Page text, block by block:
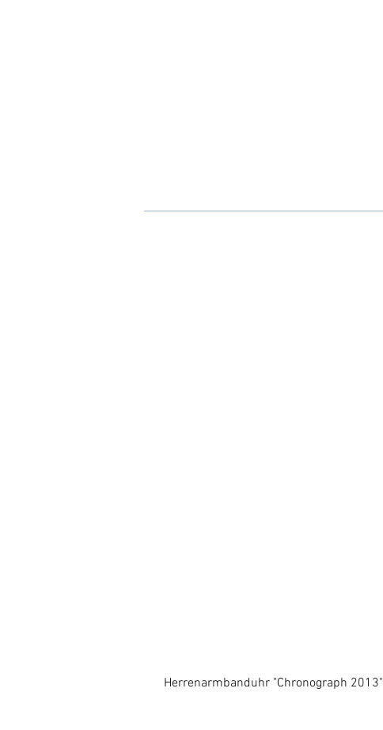
Herrenarmbanduhr "Chronograph 2013"